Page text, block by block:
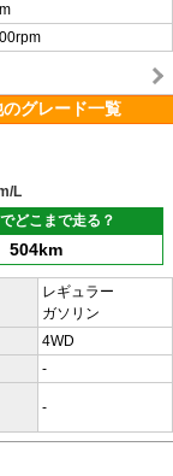
グレード一覧
L
どこまで走る？
504km
レギュラー
ガソリン
4WD
-
-